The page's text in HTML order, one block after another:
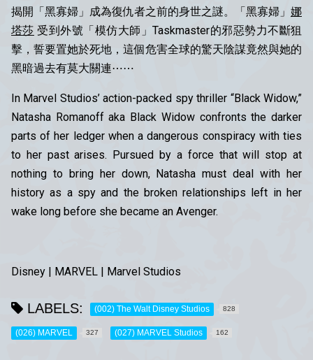
揭開「黑寡婦」成為復仇者之前的身世之謎。「黑寡婦」 娜
塔莎 受到外號「模仿大師」Taskmaster的邪惡勢力不斷狙
擊，誓要置她於死地，這個危害全球的驚天陰謀竟然與她的
黑暗過去有莫大關連⋯⋯
In Marvel Studios’ action-packed spy thriller “Black Widow,”
Natasha Romanoff aka Black Widow confronts the darker
parts of her ledger when a dangerous conspiracy with ties
to her past arises. Pursued by a force that will stop at
nothing to bring her down, Natasha must deal with her
history as a spy and the broken relationships left in her
wake long before she became an Avenger.
Disney | MARVEL | Marvel Studios
LABELS: (002) The Walt Disney Studios 828
(026) MARVEL 327 (027) MARVEL Studios 162